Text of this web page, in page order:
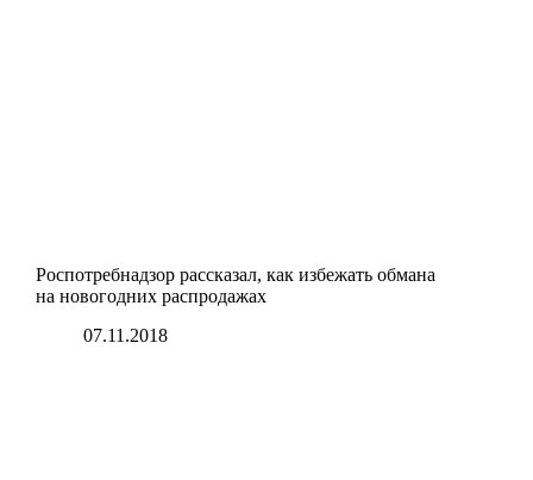
Роспотребнадзор рассказал, как избежать обмана
на новогодних распродажах
07.11.2018